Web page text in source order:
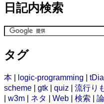
日記内検索
タグ
本 logic-programming
scheme
gtk quiz 流行り
w3m ネタ Web 検索